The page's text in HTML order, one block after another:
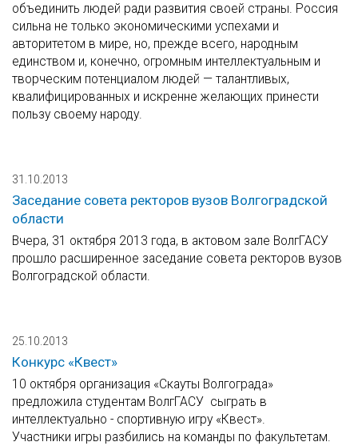
объединить людей ради развития своей страны. Россия
сильна не только экономическими успехами и
авторитетом в мире, но, прежде всего, народным
единством и, конечно, огромным интеллектуальным и
творческим потенциалом людей — талантливых,
квалифицированных и искренне желающих принести
пользу своему народу.
31.10.2013
Заседание совета ректоров вузов Волгоградской
области
Вчера, 31 октября 2013 года, в актовом зале ВолгГАСУ
прошло расширенное заседание совета ректоров вузов
Волгоградской области.
25.10.2013
Конкурс «Квест»
10 октября организация «Скауты Волгограда»
предложила студентам ВолгГАСУ сыграть в
интеллектуально - спортивную игру «Квест».
Участники игры разбились на команды по факультетам.